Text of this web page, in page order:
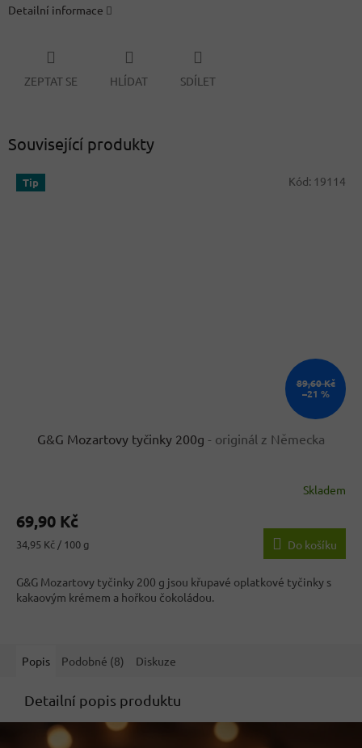
Detailní informace
ZEPTAT SE HLÍDAT SDÍLET
Související produkty
Tip
89,60 Kč
–21 %
G&G Mozartovy tyčinky 200g - originál z Německa
produktu
4,3
5
hvězdiček.
Skladem
69,90 Kč
Měrná
34,95 Kč / 100 g Do košíku
G&G Mozartovy tyčinky 200 g jsou křupavé oplatkové tyčinky s
kakaovým krémem a hořkou čokoládou.
Kód: 19114
Popis Podobné (8) Diskuze
Detailní popis produktu